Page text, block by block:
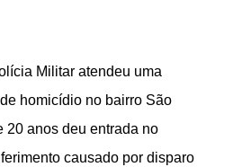
Militar atendeu uma
homicídio no bairro São
20 anos deu entrada no
causado por disparo